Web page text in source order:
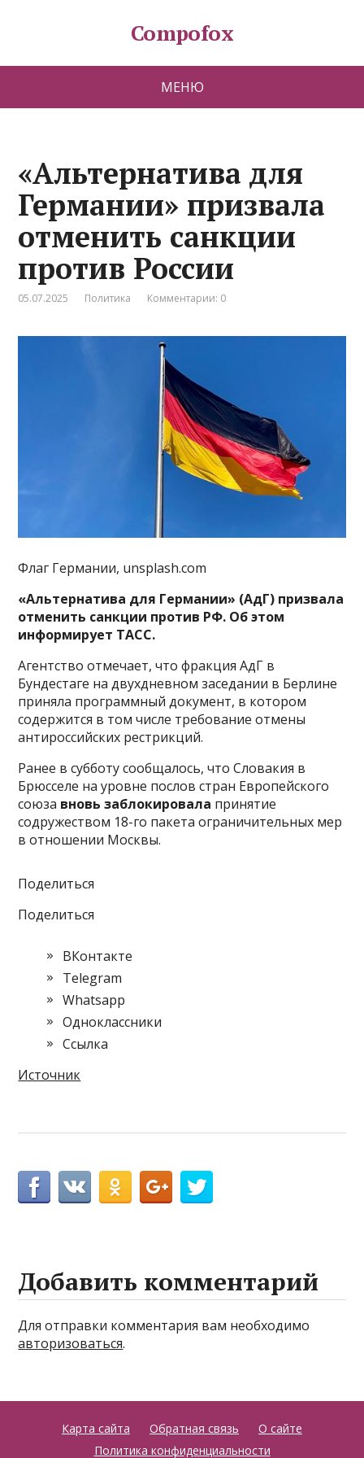
Compofox
МЕНЮ
«Альтернатива для
Германии» призвала
отменить санкции
против России
05.07.2025 Политика Комментарии: 0
Флаг Германии, unsplash.com
«Альтернатива для Германии» (АдГ) призвала
отменить санкции против РФ. Об этом
информирует ТАСС.
Агентство отмечает, что фракция АдГ в
Бундестаге на двухдневном заседании в Берлине
приняла программный документ, в котором
содержится в том числе требование отмены
антироссийских рестрикций.
Ранее в субботу сообщалось, что Словакия в
Брюсселе на уровне послов стран Европейского
союза вновь заблокировала принятие
содружеством 18-го пакета ограничительных мер
в отношении Москвы.
Поделиться
Поделиться
ВКонтакте
Telegram
Whatsapp
Одноклассники
Cсылка
Источник
Добавить комментарий
Для отправки комментария вам необходимо
авторизоваться.
Карта сайта Обратная связь
О сайте
Политика конфиденциальности